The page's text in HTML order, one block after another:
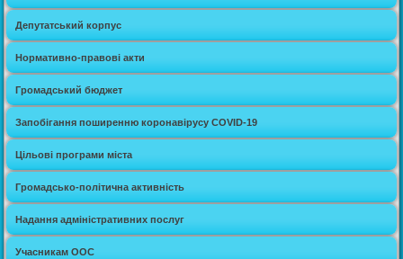
Депутатський корпус
Нормативно-правові акти
Громадський бюджет
Запобігання поширенню коронавірусу COVID-19
Цільові програми міста
Громадсько-політична активність
Надання адміністративних послуг
Учасникам ООС